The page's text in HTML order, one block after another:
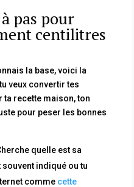
pas pour
centilitres
la base, voici la
veux convertir tes
recette maison, ton
pour peser les bonnes
quelle est sa
souvent indiqué ou tu
comme cette